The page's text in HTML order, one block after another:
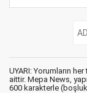
UYARI: Yorumların
aittir. Mepa News,
600 karakterle